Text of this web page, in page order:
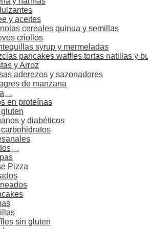
y aceites
cereales quinua y semillas
criollos
syrup y mermeladas
pancakes waffles tortas natillas y
y Arroz
aderezos y sazonadores
de manzana
en proteínas
y diabéticos
Pizza
sin gluten